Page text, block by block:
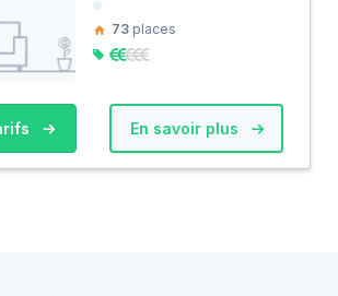
73 places
En savoir plus